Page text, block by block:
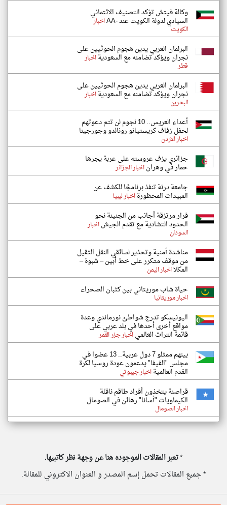
وكالة فيتش تؤكد التصنيف الائتماني
السيادي لدولة الكويت عند -AA اخبار
الكويت
البرلمان العربي يدين هجوم الحوثيين على
نجران ويؤكد تضامنه مع السعوديةاخبار
قطر
البرلمان العربي يدين هجوم الحوثيين على
نجران ويؤكد تضامنه مع السعوديةاخبار
البحرين
أعداء العريس.. 10 نجوم لن تتم دعوتهم
لحفل زفاف كريستيانو رونالدو وجورجينا
اخبار الاردن
جزائري يزف عروسته على عربة يجرها
حمار في وهراناخبار الجزائر
جامعة درنة تنفذ برنامجًا للكشف عن
المبيدات المحظورةاخبار ليبيا
فرار مرتزقة أجانب من الجنينة نحو
الحدود التشادية مع تقدم الجيشاخبار
السودان
مناشدة أمنية وتحذير لسائقي النقل الثقيل
من موقف متكرر على خط أبين – شبوة –
المكلااخبار اليمن
حياة شاب موريتاني بين كثبان الصحراء
اخبار موريتانيا
اليونيسكو تدرج شواطئ نورماندي وعدة
مواقع أخرى أحدها في بلد عربي على
قائمة التراث العالمياخبار جزر القمر
بينهم ممثلو 7 دول عربية.. 13 عضوا في
مجلس "الفيفا" يدعمون عودة روسيا لكرة
القدم العالميةاخبار جيبوتي
قراصنة يتخذون أفراد طاقم ناقلة
الكيماويات "أسانا" رهائن في الصومال
اخبار الصومال
*تعبر المقالات الموجوده هنا عن وجهة نظر كاتبيها.
* جميع المقالات تحمل إسم المصدر و العنوان الاكتروني للمقالة.